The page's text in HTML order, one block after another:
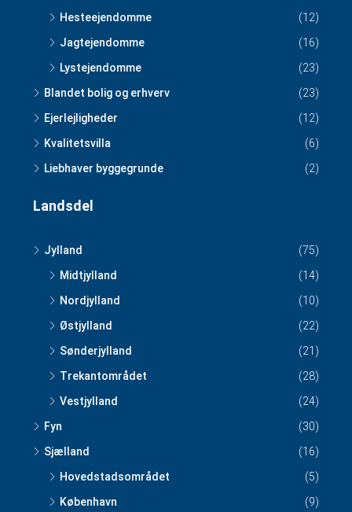
Hesteejendomme
(12)
Jagtejendomme
(16)
Lystejendomme
(23)
Blandet bolig og erhverv
(23)
Ejerlejligheder
(12)
Kvalitetsvilla
(6)
Liebhaver byggegrunde
(2)
Landsdel
Jylland
(75)
Midtjylland
(14)
Nordjylland
(10)
Østjylland
(22)
Sønderjylland
(21)
Trekantområdet
(28)
Vestjylland
(24)
Fyn
(30)
Sjælland
(16)
Hovedstadsområdet
(5)
København
(9)